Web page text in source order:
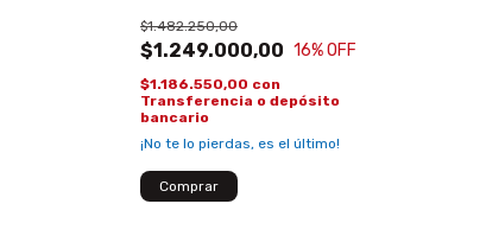
1920 4K) 6H 219 CICLOS-AMD
RADEON PRO 5300M (4GB)
$1.249.000,00
$1.482.250,00
16% OFF
$1.186.550,00 con
Transferencia o depósito
bancario
¡No te lo pierdas, es el último!